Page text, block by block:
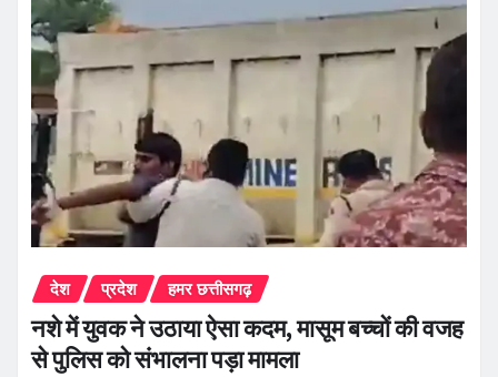
देश प्रदेश हमर छत्तीसगढ़
नशे में युवक ने उठाया ऐसा कदम, मासूम बच्चों की वजह
से पुलिस को संभालना पड़ा मामला